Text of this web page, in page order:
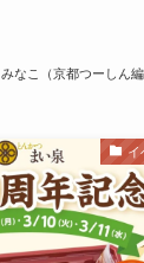
みなこ（京都つーしん編
イ